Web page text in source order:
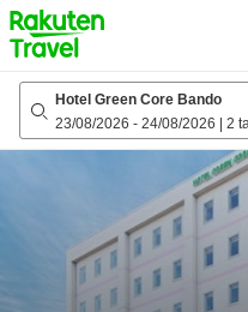
to
top
page
Hotel Green Core Bando
23/08/2026 - 24/08/2026 2